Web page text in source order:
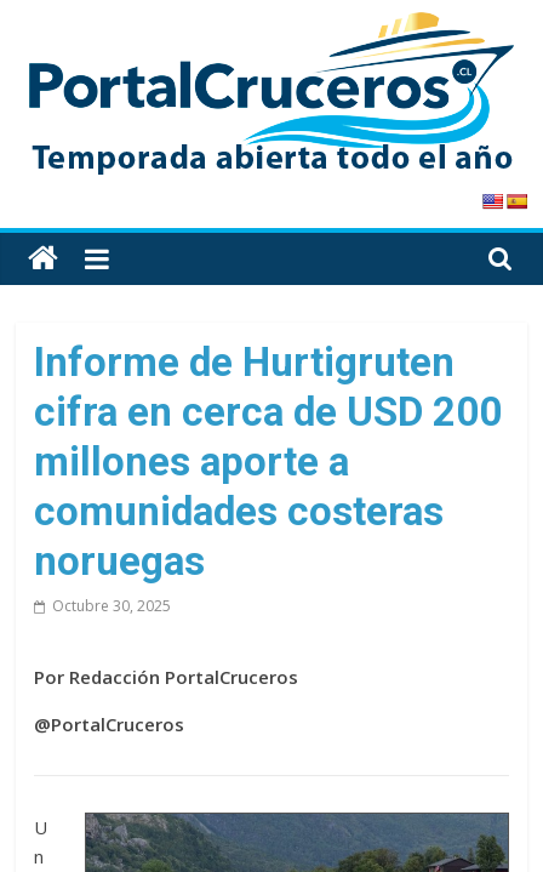
content
PortalCruceros
Toda
la
de
cruceros
en
solo
Informe de Hurtigruten
cifra en cerca de USD 200
millones aporte a
comunidades costeras
noruegas
Octubre 30, 2025
Por Redacción PortalCruceros
@PortalCruceros
U
n